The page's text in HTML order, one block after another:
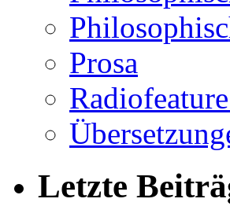
Prosa
Letzte